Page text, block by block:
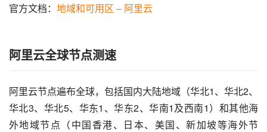
官方文档： 地域和可用区 – 阿里云
阿里云全球节点测速
阿里云节点遍布全球，包括国内大陆地域（华北1、华北2、
华北3、华北5、华东1、华东2、华南1及西南1）和其他海
外地域节点（中国香港、日本、美国、新加坡等海外节